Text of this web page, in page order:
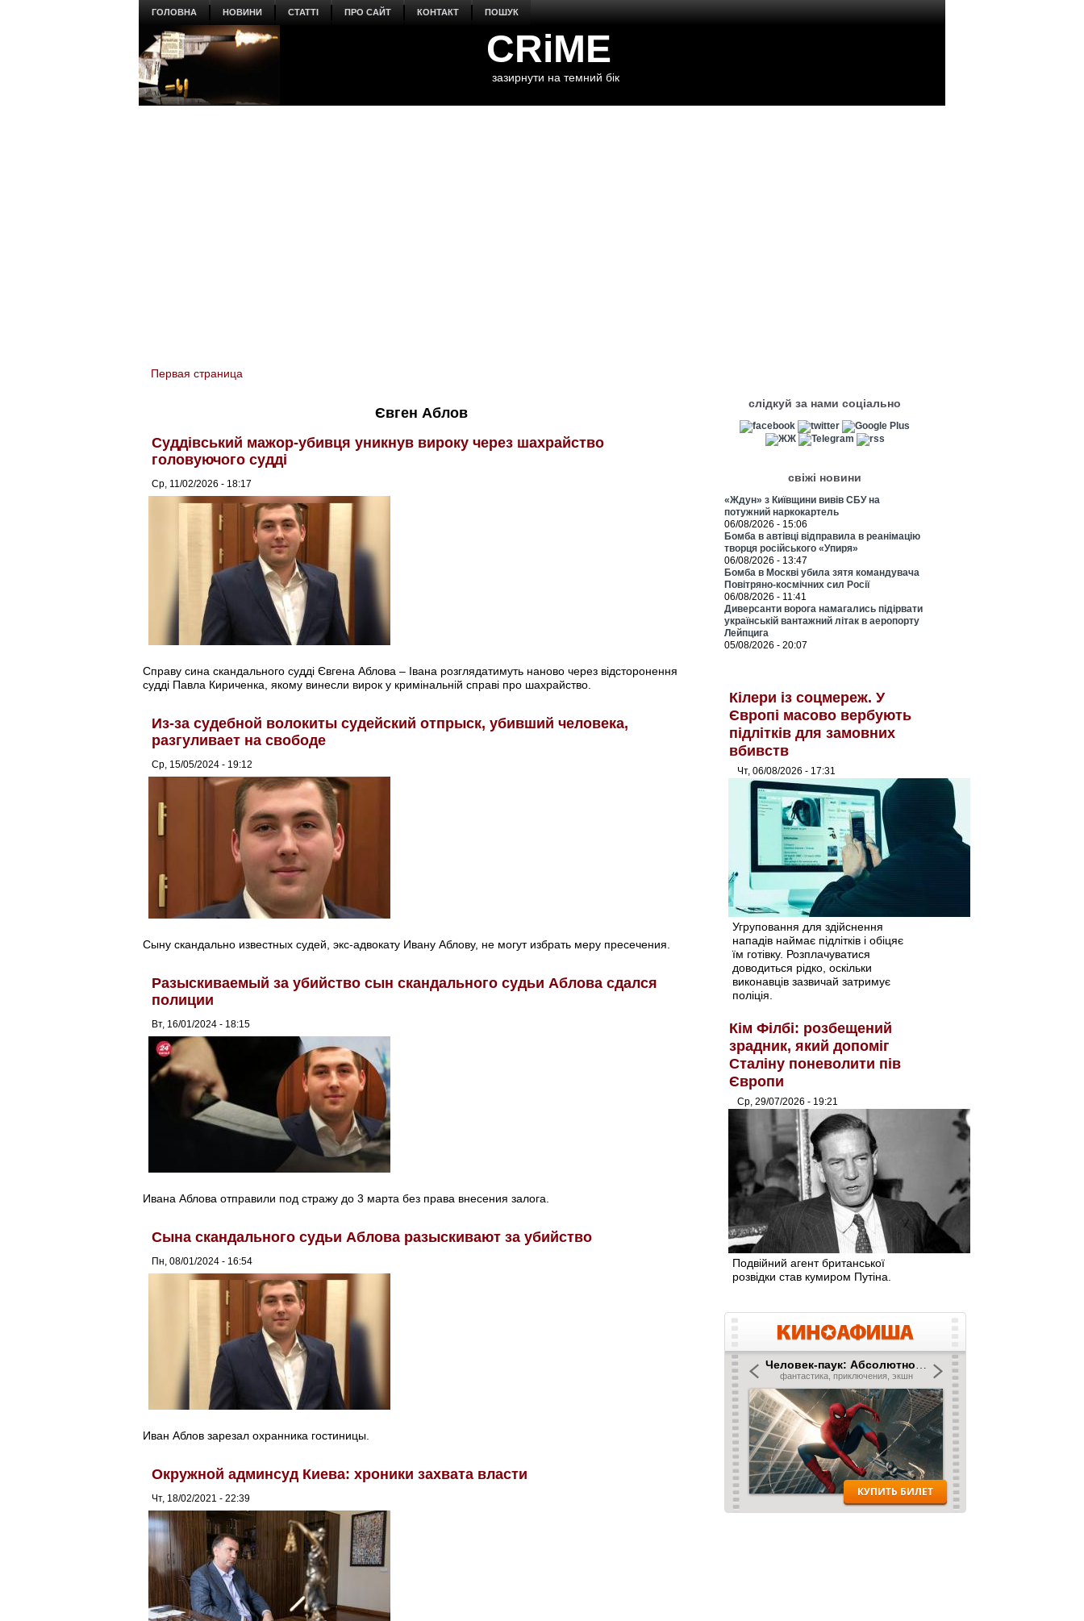
ГОЛОВНА НОВИНИ СТАТТІ ПРО САЙТ КОНТАКТ ПОШУК
CRiME
зазирнути на темний бік
You are here
Первая страница
Євген Аблов
Суддівський мажор-убивця уникнув вироку через шахрайство
головуючого судді
Ср, 11/02/2026 - 18:17
Справу сина скандального судді Євгена Аблова – Івана розглядатимуть наново через відсторонення
судді Павла Кириченка, якому винесли вирок у кримінальній справі про шахрайство.
Из-за судебной волокиты судейский отпрыск, убивший человека,
разгуливает на свободе
Ср, 15/05/2024 - 19:12
Сыну скандально известных судей, экс-адвокату Ивану Аблову, не могут избрать меру пресечения.
Разыскиваемый за убийство сын скандального судьи Аблова сдался
полиции
Вт, 16/01/2024 - 18:15
Ивана Аблова отправили под стражу до 3 марта без права внесения залога.
Сына скандального судьи Аблова разыскивают за убийство
Пн, 08/01/2024 - 16:54
Иван Аблов зарезал охранника гостиницы.
Окружной админсуд Киева: хроники захвата власти
Чт, 18/02/2021 - 22:39
слідкуй за нами соціально
свіжі новини
«Ждун» з Київщини вивів СБУ на
потужний наркокартель
06/08/2026 - 15:06
Бомба в автівці відправила в реанімацію
творця російського «Упиря»
06/08/2026 - 13:47
Бомба в Москві убила зятя командувача
Повітряно-космічних сил Росії
06/08/2026 - 11:41
Диверсанти ворога намагались підірвати
українській вантажний літак в аеропорту
Лейпцига
05/08/2026 - 20:07
Кілери із соцмереж. У
Європі масово вербують
підлітків для замовних
вбивств
Чт, 06/08/2026 - 17:31
Угруповання для здійснення
нападів наймає підлітків і обіцяє
їм готівку. Розплачуватися
доводиться рідко, оскільки
виконавців зазвичай затримує
поліція.
Кім Філбі: розбещений
зрадник, який допоміг
Сталіну поневолити пів
Європи
Ср, 29/07/2026 - 19:21
Подвійний агент британської
розвідки став кумиром Путіна.